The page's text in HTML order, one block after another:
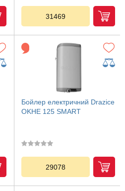
31469
Бойлер електричний Drazice
OKHE 125 SMART
29078